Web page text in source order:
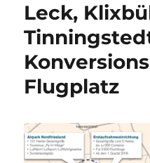
Leck,
Flugplatz